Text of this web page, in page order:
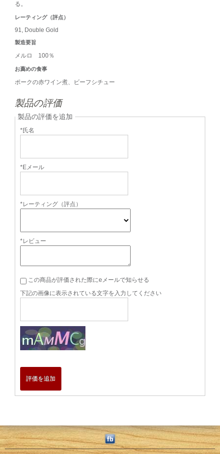
る。
レーティング（評点）
91, Double Gold
製造要旨
メルロ 100％
お薦めの食事
ポークの赤ワイン煮、ビーフシチュー
製品の評価
製品の評価を追加
*氏名
*Eメール
*レーティング（評点）
*レビュー
この商品が評価された際にeメールで知らせる
下記の画像に表示されている文字を入力してください
評価を追加